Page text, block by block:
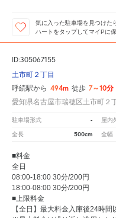
気に入った駐車場を見つけた
ハートをタップしてマイPに
ID:305067155
土市町２丁目
呼続駅から 494m 徒歩 7～10分
愛知県名古屋市瑞穂区土市町２
駐車場形式 - 屋内
全長 500cm 全幅
■料金
全日
08:00-18:00 30分/200円
18:00-08:00 30分/200円
■上限料金
【全日】最大料金入庫後24時間